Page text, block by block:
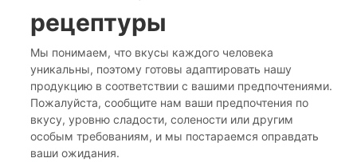
рецептуры
Мы понимаем, что вкусы каждого человека
уникальны, поэтому готовы адаптировать нашу
продукцию в соответствии с вашими предпочтениями.
Пожалуйста, сообщите нам ваши предпочтения по
вкусу, уровню сладости, солености или другим
особым требованиям, и мы постараемся оправдать
ваши ожидания.